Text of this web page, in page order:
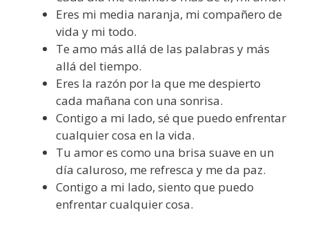
Eres mi media naranja, mi compañero de
vida y mi todo.
Te amo más allá de las palabras y más
allá del tiempo.
Eres la razón por la que me despierto
cada mañana con una sonrisa.
Contigo a mi lado, sé que puedo enfrentar
cualquier cosa en la vida.
Tu amor es como una brisa suave en un
día caluroso, me refresca y me da paz.
Contigo a mi lado, siento que puedo
enfrentar cualquier cosa.